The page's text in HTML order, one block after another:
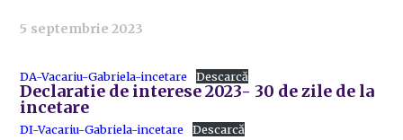
5 septembrie 2023
DA-Vacariu-Gabriela-incetare Descarcă
Declaratie de interese 2023- 30 de zile de la
incetare
DI-Vacariu-Gabriela-incetare Descarcă